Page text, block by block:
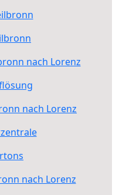
nach Lorenz
nach Lorenz
nach Lorenz